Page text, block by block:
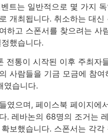
트는 일반적으로 몇 가지
개최됩니다. 취소하는 대신
하고 스폰서를 찾으려는 사
했습니다.
전통이 시작된 이후 주최자
사람들을 기금 모금에 참여
였습니다.
였으며, 페이스북 페이지에
. 레바논의 68명의 조거는
보했습니다. 스폰서는 각각